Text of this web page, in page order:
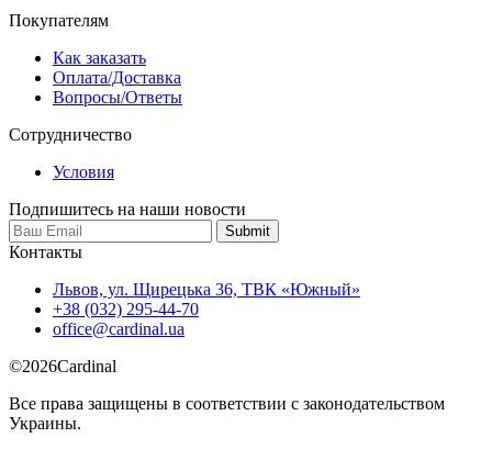
Покупателям
Как заказать
Оплата/Доставка
Вопросы/Ответы
Сотрудничество
Условия
Подпишитесь на наши новости
Контакты
Львов, ул. Щирецька 36, ТВК «Южный»
+38 (032) 295-44-70
office@cardinal.ua
©2026Cardinal
Все права защищены в соответствии с законодательством
Украины.